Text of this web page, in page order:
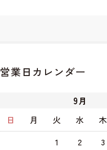
営業日カレンダー
9月
日
月 火 水 木
1
2 3